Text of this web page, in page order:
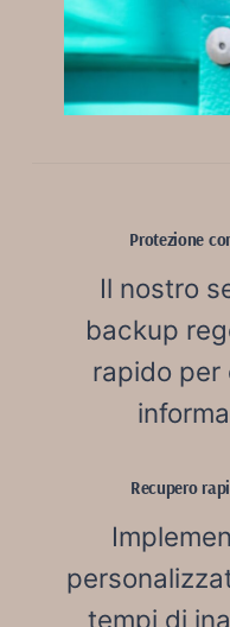
Protezione
Il nostro
backup
rapido per
Recupero
tempi di